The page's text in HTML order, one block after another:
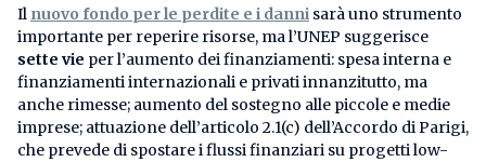
Il nuovo fondo per le perdite e i danni sarà uno strumento
importante per reperire risorse, ma l’UNEP suggerisce
sette vie per l’aumento dei finanziamenti: spesa interna e
finanziamenti internazionali e privati innanzitutto, ma
anche rimesse; aumento del sostegno alle piccole e medie
imprese; attuazione dell’articolo 2.1(c) dell’Accordo di Parigi,
che prevede di spostare i flussi finanziari su progetti low-